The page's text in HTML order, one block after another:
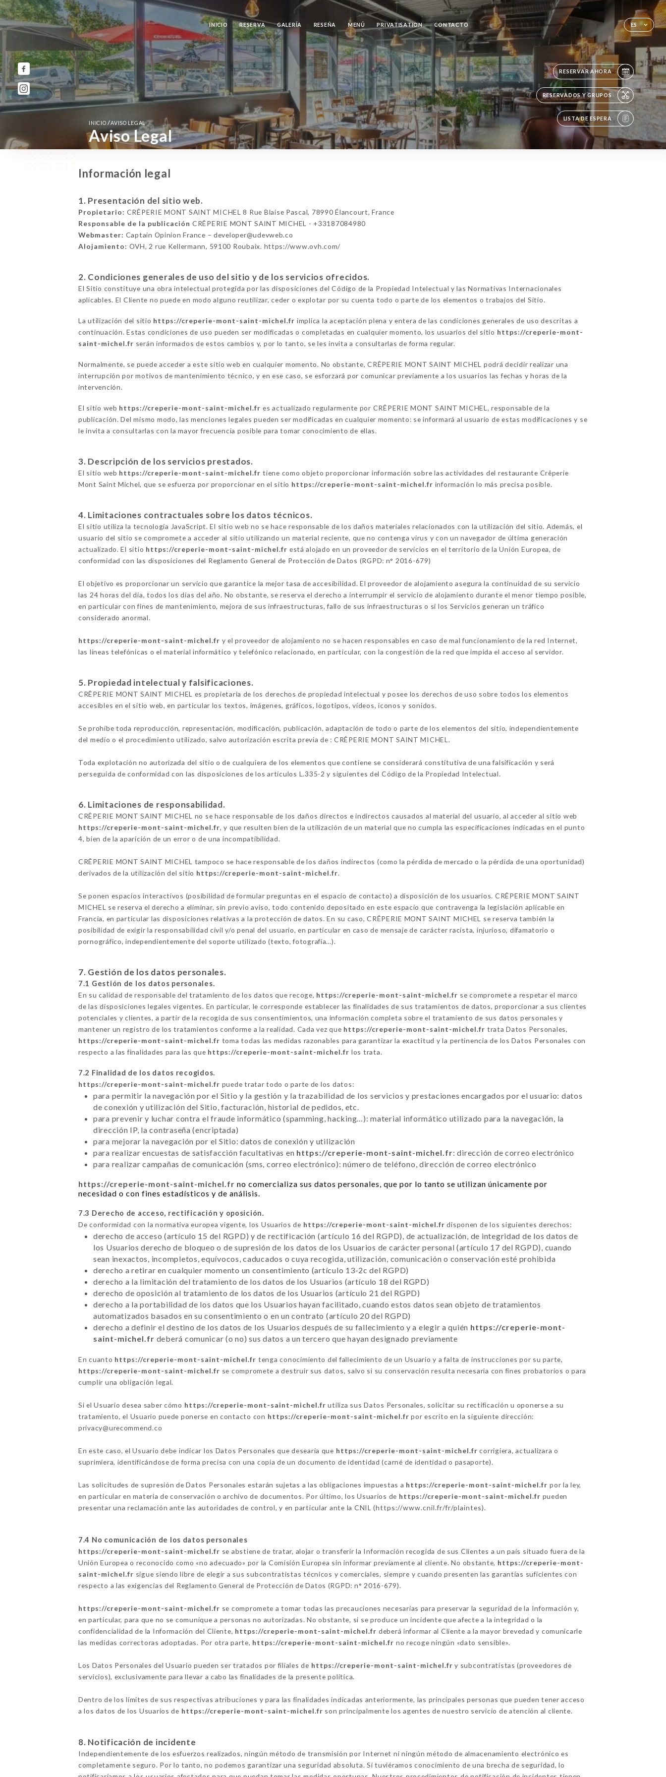
ES
INICIO RESERVA GALERÍA RESEÑA MENÚ PRIVATISATION CONTACTO
RESERVAR AHORA
RESERVADOS Y GRUPOS
LISTA DE ESPERA
INICIO/AVISO LEGAL
Aviso Legal
Información legal
1. Presentación del sitio web.
Propietario: CRÊPERIE MONT SAINT MICHEL 8 Rue Blaise Pascal, 78990 Élancourt, France
Responsable de la publicación CRÊPERIE MONT SAINT MICHEL - +33187084980
Webmaster: Captain Opinion France – developer@udevweb.co
Alojamiento: OVH, 2 rue Kellermann, 59100 Roubaix. https://www.ovh.com/
2. Condiciones generales de uso del sitio y de los servicios ofrecidos.
El Sitio constituye una obra intelectual protegida por las disposiciones del Código de la Propiedad Intelectual y las Normativas Internacionales
aplicables. El Cliente no puede en modo alguno reutilizar, ceder o explotar por su cuenta todo o parte de los elementos o trabajos del Sitio.
La utilización del sitio https://creperie-mont-saint-michel.fr implica la aceptación plena y entera de las condiciones generales de uso descritas a
continuación. Estas condiciones de uso pueden ser modificadas o completadas en cualquier momento, los usuarios del sitio https://creperie-mont-
saint-michel.fr serán informados de estos cambios y, por lo tanto, se les invita a consultarlas de forma regular.
Normalmente, se puede acceder a este sitio web en cualquier momento. No obstante, CRÊPERIE MONT SAINT MICHEL podrá decidir realizar una
interrupción por motivos de mantenimiento técnico, y en ese caso, se esforzará por comunicar previamente a los usuarios las fechas y horas de la
intervención.
El sitio web https://creperie-mont-saint-michel.fr es actualizado regularmente por CRÊPERIE MONT SAINT MICHEL, responsable de la
publicación. Del mismo modo, las menciones legales pueden ser modificadas en cualquier momento: se informará al usuario de estas modificaciones y se
le invita a consultarlas con la mayor frecuencia posible para tomar conocimiento de ellas.
3. Descripción de los servicios prestados.
El sitio web https://creperie-mont-saint-michel.fr tiene como objeto proporcionar información sobre las actividades del restaurante Crêperie
Mont Saint Michel, que se esfuerza por proporcionar en el sitio https://creperie-mont-saint-michel.fr información lo más precisa posible.
4. Limitaciones contractuales sobre los datos técnicos.
El sitio utiliza la tecnología JavaScript. El sitio web no se hace responsable de los daños materiales relacionados con la utilización del sitio. Además, el
usuario del sitio se compromete a acceder al sitio utilizando un material reciente, que no contenga virus y con un navegador de última generación
actualizado. El sitio https://creperie-mont-saint-michel.fr está alojado en un proveedor de servicios en el territorio de la Unión Europea, de
conformidad con las disposiciones del Reglamento General de Protección de Datos (RGPD: n° 2016-679)
El objetivo es proporcionar un servicio que garantice la mejor tasa de accesibilidad. El proveedor de alojamiento asegura la continuidad de su servicio
las 24 horas del día, todos los días del año. No obstante, se reserva el derecho a interrumpir el servicio de alojamiento durante el menor tiempo posible,
en particular con fines de mantenimiento, mejora de sus infraestructuras, fallo de sus infraestructuras o si los Servicios generan un tráfico
considerado anormal.
https://creperie-mont-saint-michel.fr y el proveedor de alojamiento no se hacen responsables en caso de mal funcionamiento de la red Internet,
las líneas telefónicas o el material informático y telefónico relacionado, en particular, con la congestión de la red que impida el acceso al servidor.
5. Propiedad intelectual y falsificaciones.
CRÊPERIE MONT SAINT MICHEL es propietaria de los derechos de propiedad intelectual y posee los derechos de uso sobre todos los elementos
accesibles en el sitio web, en particular los textos, imágenes, gráficos, logotipos, vídeos, iconos y sonidos.
Se prohíbe toda reproducción, representación, modificación, publicación, adaptación de todo o parte de los elementos del sitio, independientemente
del medio o el procedimiento utilizado, salvo autorización escrita previa de : CRÊPERIE MONT SAINT MICHEL.
Toda explotación no autorizada del sitio o de cualquiera de los elementos que contiene se considerará constitutiva de una falsificación y será
perseguida de conformidad con las disposiciones de los artículos L.335-2 y siguientes del Código de la Propiedad Intelectual.
6. Limitaciones de responsabilidad.
CRÊPERIE MONT SAINT MICHEL no se hace responsable de los daños directos e indirectos causados al material del usuario, al acceder al sitio web
https://creperie-mont-saint-michel.fr, y que resulten bien de la utilización de un material que no cumpla las especificaciones indicadas en el punto
4, bien de la aparición de un error o de una incompatibilidad.
CRÊPERIE MONT SAINT MICHEL tampoco se hace responsable de los daños indirectos (como la pérdida de mercado o la pérdida de una oportunidad)
derivados de la utilización del sitio https://creperie-mont-saint-michel.fr.
Se ponen espacios interactivos (posibilidad de formular preguntas en el espacio de contacto) a disposición de los usuarios. CRÊPERIE MONT SAINT
MICHEL se reserva el derecho a eliminar, sin previo aviso, todo contenido depositado en este espacio que contravenga la legislación aplicable en
Francia, en particular las disposiciones relativas a la protección de datos. En su caso, CRÊPERIE MONT SAINT MICHEL se reserva también la
posibilidad de exigir la responsabilidad civil y/o penal del usuario, en particular en caso de mensaje de carácter racista, injurioso, difamatorio o
pornográfico, independientemente del soporte utilizado (texto, fotografía…).
7. Gestión de los datos personales.
7.1 Gestión de los datos personales.
En su calidad de responsable del tratamiento de los datos que recoge, https://creperie-mont-saint-michel.fr se compromete a respetar el marco
de las disposiciones legales vigentes. En particular, le corresponde establecer las finalidades de sus tratamientos de datos, proporcionar a sus clientes
potenciales y clientes, a partir de la recogida de sus consentimientos, una información completa sobre el tratamiento de sus datos personales y
mantener un registro de los tratamientos conforme a la realidad. Cada vez que https://creperie-mont-saint-michel.fr trata Datos Personales,
https://creperie-mont-saint-michel.fr toma todas las medidas razonables para garantizar la exactitud y la pertinencia de los Datos Personales con
respecto a las finalidades para las que https://creperie-mont-saint-michel.fr los trata.
7.2 Finalidad de los datos recogidos.
https://creperie-mont-saint-michel.fr puede tratar todo o parte de los datos:
para permitir la navegación por el Sitio y la gestión y la trazabilidad de los servicios y prestaciones encargados por el usuario: datos
de conexión y utilización del Sitio, facturación, historial de pedidos, etc.
para prevenir y luchar contra el fraude informático (spamming, hacking…): material informático utilizado para la navegación, la
dirección IP, la contraseña (encriptada)
para mejorar la navegación por el Sitio: datos de conexión y utilización
para realizar encuestas de satisfacción facultativas en https://creperie-mont-saint-michel.fr: dirección de correo electrónico
para realizar campañas de comunicación (sms, correo electrónico): número de teléfono, dirección de correo electrónico
https://creperie-mont-saint-michel.fr no comercializa sus datos personales, que por lo tanto se utilizan únicamente por
necesidad o con fines estadísticos y de análisis.
7.3 Derecho de acceso, rectificación y oposición.
De conformidad con la normativa europea vigente, los Usuarios de https://creperie-mont-saint-michel.fr disponen de los siguientes derechos:
derecho de acceso (artículo 15 del RGPD) y de rectificación (artículo 16 del RGPD), de actualización, de integridad de los datos de
los Usuarios derecho de bloqueo o de supresión de los datos de los Usuarios de carácter personal (artículo 17 del RGPD), cuando
sean inexactos, incompletos, equívocos, caducados o cuya recogida, utilización, comunicación o conservación esté prohibida
derecho a retirar en cualquier momento un consentimiento (artículo 13-2c del RGPD)
derecho a la limitación del tratamiento de los datos de los Usuarios (artículo 18 del RGPD)
derecho de oposición al tratamiento de los datos de los Usuarios (artículo 21 del RGPD)
derecho a la portabilidad de los datos que los Usuarios hayan facilitado, cuando estos datos sean objeto de tratamientos
automatizados basados en su consentimiento o en un contrato (artículo 20 del RGPD)
derecho a definir el destino de los datos de los Usuarios después de su fallecimiento y a elegir a quién https://creperie-mont-
saint-michel.fr deberá comunicar (o no) sus datos a un tercero que hayan designado previamente
En cuanto https://creperie-mont-saint-michel.fr tenga conocimiento del fallecimiento de un Usuario y a falta de instrucciones por su parte,
https://creperie-mont-saint-michel.fr se compromete a destruir sus datos, salvo si su conservación resulta necesaria con fines probatorios o para
cumplir una obligación legal.
Si el Usuario desea saber cómo https://creperie-mont-saint-michel.fr utiliza sus Datos Personales, solicitar su rectificación u oponerse a su
tratamiento, el Usuario puede ponerse en contacto con https://creperie-mont-saint-michel.fr por escrito en la siguiente dirección:
privacy@urecommend.co
En este caso, el Usuario debe indicar los Datos Personales que desearía que https://creperie-mont-saint-michel.fr corrigiera, actualizara o
suprimiera, identificándose de forma precisa con una copia de un documento de identidad (carné de identidad o pasaporte).
Las solicitudes de supresión de Datos Personales estarán sujetas a las obligaciones impuestas a https://creperie-mont-saint-michel.fr por la ley,
en particular en materia de conservación o archivo de documentos. Por último, los Usuarios de https://creperie-mont-saint-michel.fr pueden
presentar una reclamación ante las autoridades de control, y en particular ante la CNIL (https://www.cnil.fr/fr/plaintes).
7.4 No comunicación de los datos personales
https://creperie-mont-saint-michel.fr se abstiene de tratar, alojar o transferir la Información recogida de sus Clientes a un país situado fuera de la
Unión Europea o reconocido como «no adecuado» por la Comisión Europea sin informar previamente al cliente. No obstante, https://creperie-mont-
saint-michel.fr sigue siendo libre de elegir a sus subcontratistas técnicos y comerciales, siempre y cuando presenten las garantías suficientes con
respecto a las exigencias del Reglamento General de Protección de Datos (RGPD: n° 2016-679).
https://creperie-mont-saint-michel.fr se compromete a tomar todas las precauciones necesarias para preservar la seguridad de la Información y,
en particular, para que no se comunique a personas no autorizadas. No obstante, si se produce un incidente que afecte a la integridad o la
confidencialidad de la Información del Cliente, https://creperie-mont-saint-michel.fr deberá informar al Cliente a la mayor brevedad y comunicarle
las medidas correctoras adoptadas. Por otra parte, https://creperie-mont-saint-michel.fr no recoge ningún «dato sensible».
Los Datos Personales del Usuario pueden ser tratados por filiales de https://creperie-mont-saint-michel.fr y subcontratistas (proveedores de
servicios), exclusivamente para llevar a cabo las finalidades de la presente política.
Dentro de los límites de sus respectivas atribuciones y para las finalidades indicadas anteriormente, las principales personas que pueden tener acceso
a los datos de los Usuarios de https://creperie-mont-saint-michel.fr son principalmente los agentes de nuestro servicio de atención al cliente.
8. Notificación de incidente
Independientemente de los esfuerzos realizados, ningún método de transmisión por Internet ni ningún método de almacenamiento electrónico es
completamente seguro. Por lo tanto, no podemos garantizar una seguridad absoluta. Si tuviéramos conocimiento de una brecha de seguridad, lo